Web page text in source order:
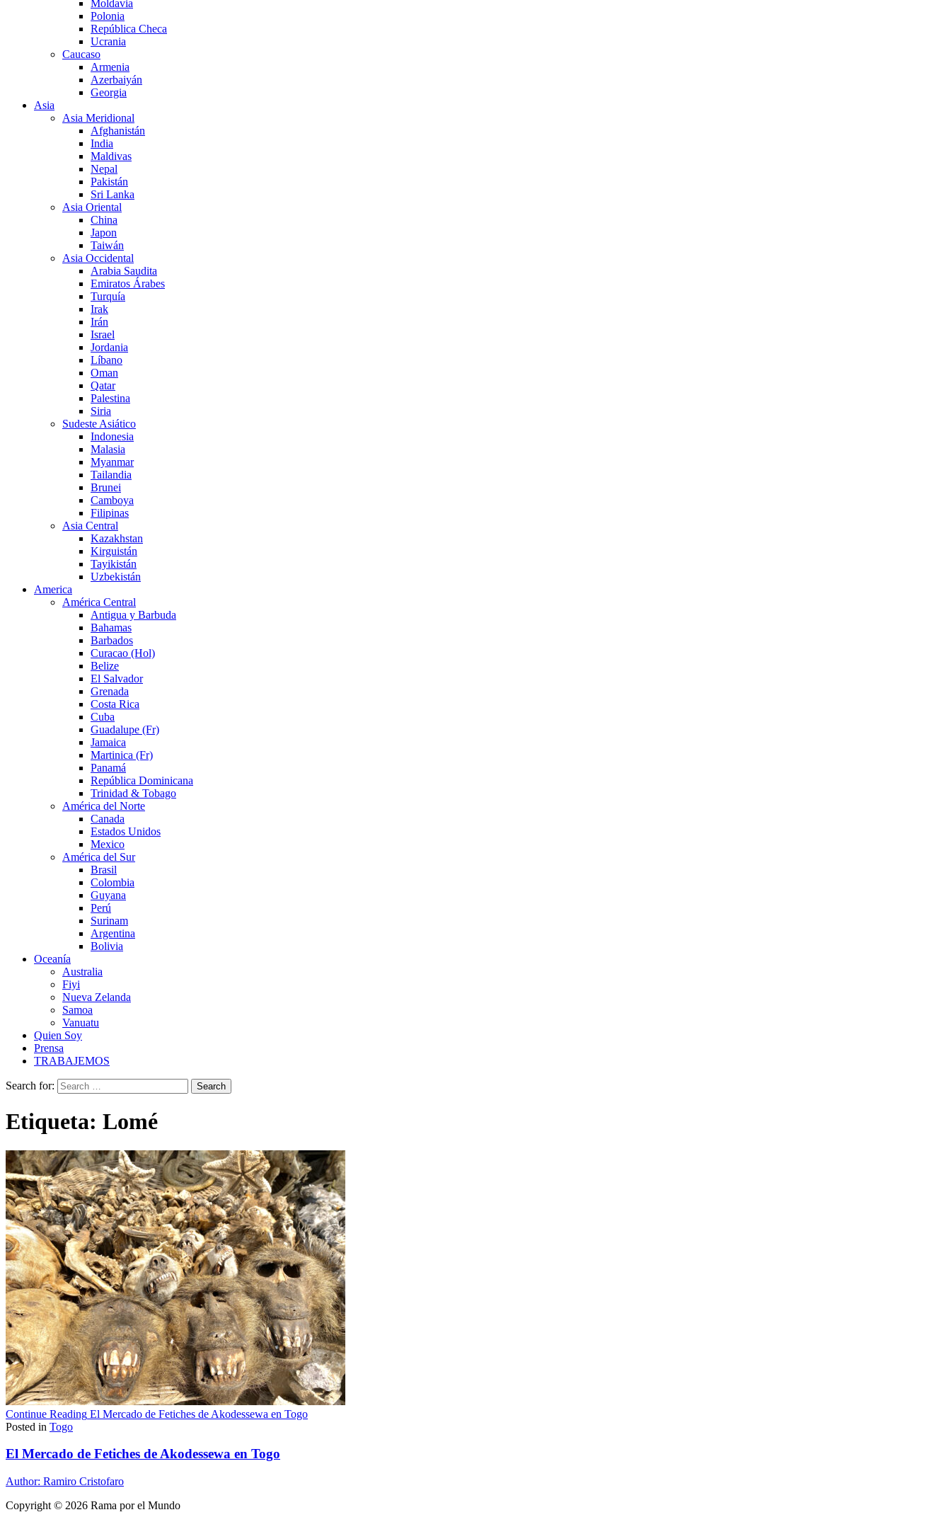
Moldavia
Polonia
República Checa
Ucrania
Caucaso
Armenia
Azerbaiyán
Georgia
Asia
Asia Meridional
Afghanistán
India
Maldivas
Nepal
Pakistán
Sri Lanka
Asia Oriental
China
Japon
Taiwán
Asia Occidental
Arabia Saudita
Emiratos Árabes
Turquía
Irak
Irán
Israel
Jordania
Líbano
Oman
Qatar
Palestina
Siria
Sudeste Asiático
Indonesia
Malasia
Myanmar
Tailandia
Brunei
Camboya
Filipinas
Asia Central
Kazakhstan
Kirguistán
Tayikistán
Uzbekistán
America
América Central
Antigua y Barbuda
Bahamas
Barbados
Curacao (Hol)
Belize
El Salvador
Grenada
Costa Rica
Cuba
Guadalupe (Fr)
Jamaica
Martinica (Fr)
Panamá
República Dominicana
Trinidad & Tobago
América del Norte
Canada
Estados Unidos
Mexico
América del Sur
Brasil
Colombia
Guyana
Perú
Surinam
Argentina
Bolivia
Oceanía
Australia
Fiyi
Nueva Zelanda
Samoa
Vanuatu
Quien Soy
Prensa
TRABAJEMOS
Search for:
Etiqueta: Lomé
Continue Reading El Mercado de Fetiches de Akodessewa en Togo
Posted in Togo
El Mercado de Fetiches de Akodessewa en Togo
Author: Ramiro Cristofaro
Copyright © 2026 Rama por el Mundo